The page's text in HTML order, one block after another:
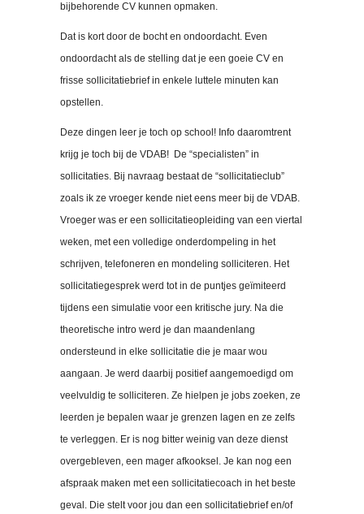
bijbehorende CV kunnen opmaken.
Dat is kort door de bocht en ondoordacht. Even
ondoordacht als de stelling dat je een goeie CV en
frisse sollicitatiebrief in enkele luttele minuten kan
opstellen.
Deze dingen leer je toch op school! Info daaromtrent
krijg je toch bij de VDAB! De “specialisten” in
sollicitaties. Bij navraag bestaat de “sollicitatieclub”
zoals ik ze vroeger kende niet eens meer bij de VDAB.
Vroeger was er een sollicitatieopleiding van een viertal
weken, met een volledige onderdompeling in het
schrijven, telefoneren en mondeling solliciteren. Het
sollicitatiegesprek werd tot in de puntjes geïmiteerd
tijdens een simulatie voor een kritische jury. Na die
theoretische intro werd je dan maandenlang
ondersteund in elke sollicitatie die je maar wou
aangaan. Je werd daarbij positief aangemoedigd om
veelvuldig te solliciteren. Ze hielpen je jobs zoeken, ze
leerden je bepalen waar je grenzen lagen en ze zelfs
te verleggen. Er is nog bitter weinig van deze dienst
overgebleven, een mager afkooksel. Je kan nog een
afspraak maken met een sollicitatiecoach in het beste
geval. Die stelt voor jou dan een sollicitatiebrief en/of